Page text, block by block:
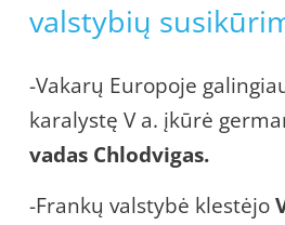
valstybių
-Vakarų Europoje
karalystę V a. įkūrė
vadas Chlodvigas.
-Frankų valstybė klestėjo